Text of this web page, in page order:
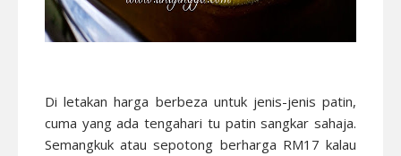
Di letakan harga berbeza untuk jenis-jenis patin,
cuma yang ada tengahari tu patin sangkar sahaja.
Semangkuk atau sepotong berharga RM17 kalau